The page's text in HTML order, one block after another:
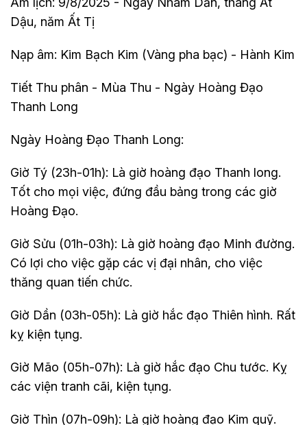
Dậu, năm Ất Tị
Nạp âm: Kim Bạch Kim (Vàng pha bạc) - Hành Kim
Tiết Thu phân - Mùa Thu - Ngày Hoàng Đạo
Thanh Long
Ngày Hoàng Đạo Thanh Long:
Giờ Tý (23h-01h): Là giờ hoàng đạo Thanh long.
Tốt cho mọi việc, đứng đầu bảng trong các giờ
Hoàng Đạo.
Giờ Sửu (01h-03h): Là giờ hoàng đạo Minh đường.
Có lợi cho việc gặp các vị đại nhân, cho việc
thăng quan tiến chức.
Giờ Dần (03h-05h): Là giờ hắc đạo Thiên hình. Rất
kỵ kiện tụng.
Giờ Mão (05h-07h): Là giờ hắc đạo Chu tước. Kỵ
các viện tranh cãi, kiện tụng.
Giờ Thìn (07h-09h): Là giờ hoàng đạo Kim quỹ.